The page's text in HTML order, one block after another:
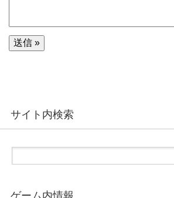
サイト内検索
ゲーム内情報